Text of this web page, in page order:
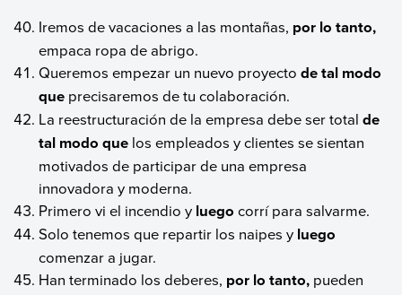
Iremos de vacaciones a las montañas, por lo tanto,
empaca ropa de abrigo.
Queremos empezar un nuevo proyectode tal modo
que precisaremos de tu colaboración.
La reestructuración de la empresa debe ser totalde
tal modo que los empleados y clientes se sientan
motivados de participar de una empresa
innovadora y moderna.
Primero vi el incendio y luego corrí para salvarme.
Solo tenemos que repartir los naipes y luego
comenzar a jugar.
Han terminado los deberes, por lo tanto, pueden